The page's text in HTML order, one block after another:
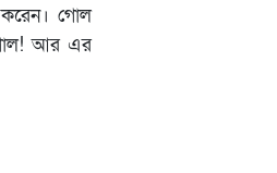
গোল
গোল! আর এর